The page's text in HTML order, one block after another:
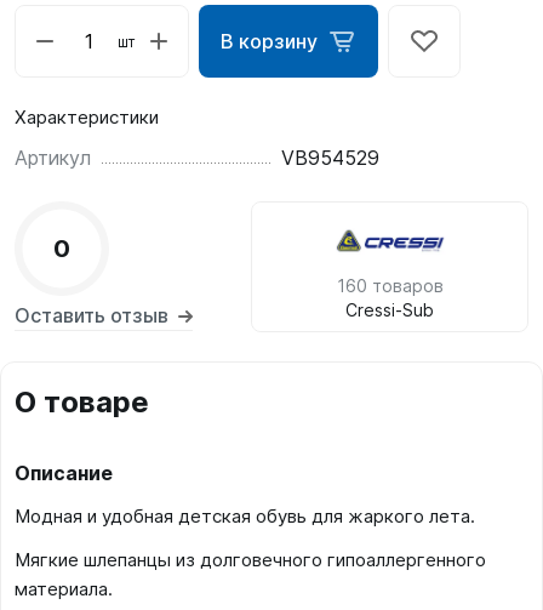
шт В корзину
Характеристики
Артикул VB954529
0
Оставить отзыв
160 товаров
Cressi-Sub
О товаре
Описание
Модная и удобная детская обувь для жаркого лета.
Мягкие шлепанцы из долговечного гипоаллергенного
материала.